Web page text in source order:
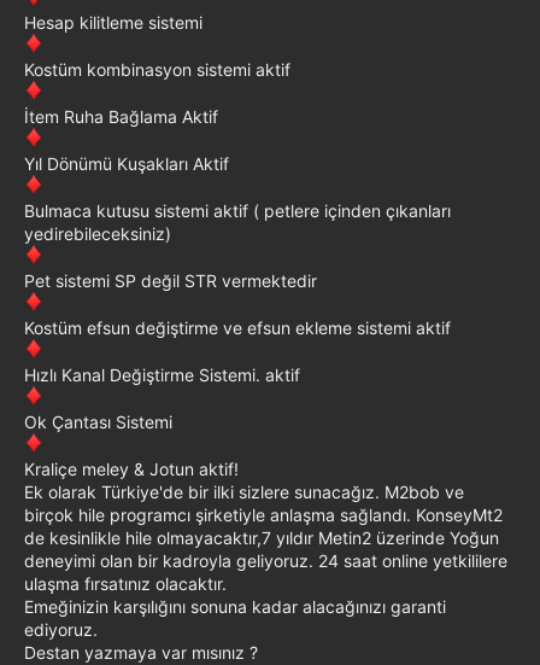
Hesap kilitleme sistemi
Kostüm kombinasyon sistemi aktif
İtem Ruha Bağlama Aktif
Yıl Dönümü Kuşakları Aktif
Bulmaca kutusu sistemi aktif ( petlere içinden çıkanları
yedirebileceksiniz)
Pet sistemi SP değil STR vermektedir
Kostüm efsun değiştirme ve efsun ekleme sistemi aktif
Hızlı Kanal Değiştirme Sistemi. aktif
Ok Çantası Sistemi
Kraliçe meley & Jotun aktif!
Ek olarak Türkiye'de bir ilki sizlere sunacağız. M2bob ve
birçok hile programcı şirketiyle anlaşma sağlandı. KonseyMt2
de kesinlikle hile olmayacaktır,7 yıldır Metin2 üzerinde Yoğun
deneyimi olan bir kadroyla geliyoruz. 24 saat online yetkililere
ulaşma fırsatınız olacaktır.
Emeğinizin karşılığını sonuna kadar alacağınızı garanti
ediyoruz.
Destan yazmaya var mısınız ?